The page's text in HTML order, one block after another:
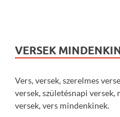
VERSEK
Vers, versek, szerelmes
versek, születésnapi versek,
versek, vers mindenkinek.